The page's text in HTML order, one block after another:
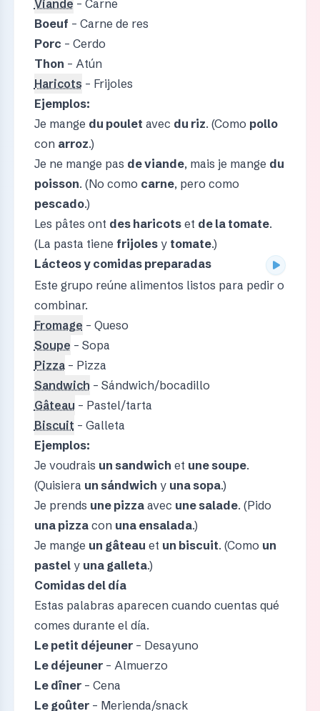
Viande – Carne
Boeuf – Carne de res
Porc – Cerdo
Thon – Atún
Haricots – Frijoles
Ejemplos:
Je mange du poulet avec du riz. (Como pollo
con arroz.)
Je ne mange pas de viande, mais je mange du
poisson. (No como carne, pero como
pescado.)
Les pâtes ont des haricotset de la tomate.
(La pasta tiene frijolesy tomate.)
Lácteos y comidas preparadas
Este grupo reúne alimentos listos para pedir o
combinar.
Fromage – Queso
Soupe – Sopa
Pizza– Pizza
Sandwich – Sándwich/bocadillo
Gâteau – Pastel/tarta
Biscuit – Galleta
Ejemplos:
Je voudrais un sandwich et une soupe.
(Quisiera un sándwich y una sopa.)
Je prends une pizzaavec une salade. (Pido
una pizzacon una ensalada.)
Je mange un gâteau et un biscuit. (Como un
pastely una galleta.)
Comidas del día
Estas palabras aparecen cuando cuentas qué
comes durante el día.
Le petit déjeuner– Desayuno
Le déjeuner– Almuerzo
Le dîner– Cena
Le goûter– Merienda/snack